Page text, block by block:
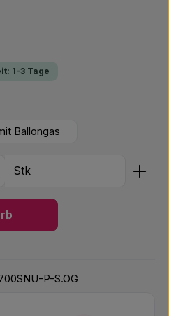
1-3 Tage
Ballongas
gewünschten Wert ein
Stk
P-S.OG